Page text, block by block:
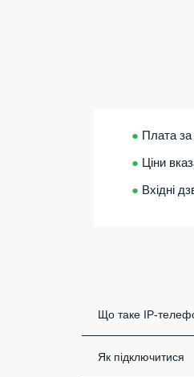
● Плата за
● Ціни
● Вхідні
Що таке IP-
Як підключитися